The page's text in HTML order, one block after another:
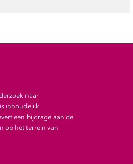
naar
inhoudelijk
een bijdrage aan de
op het terrein van